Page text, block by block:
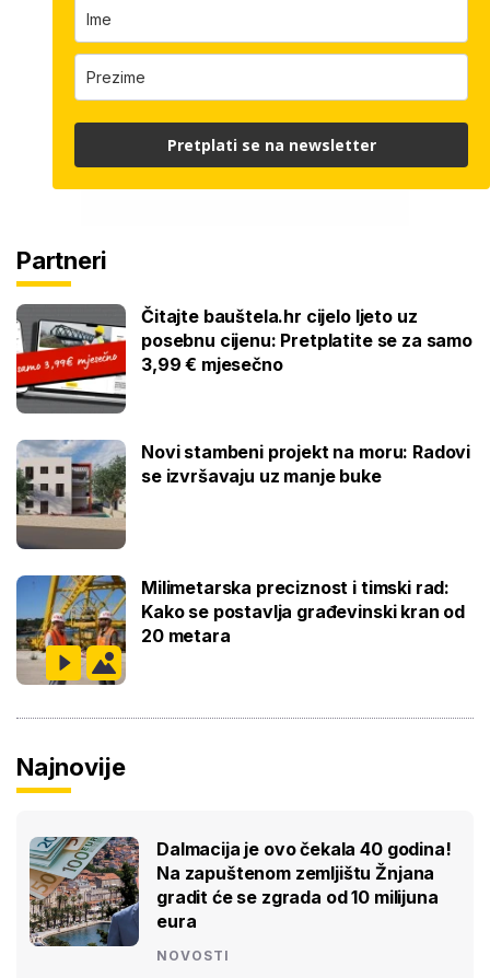
Partneri
Čitajte bauštela.hr cijelo ljeto uz
posebnu cijenu: Pretplatite se za samo
3,99 € mjesečno
Novi stambeni projekt na moru: Radovi
se izvršavaju uz manje buke
Milimetarska preciznost i timski rad:
Kako se postavlja građevinski kran od
20 metara
Najnovije
Dalmacija je ovo čekala 40 godina!
Na zapuštenom zemljištu Žnjana
gradit će se zgrada od 10 milijuna
eura
NOVOSTI
Pretplati se na newsletter